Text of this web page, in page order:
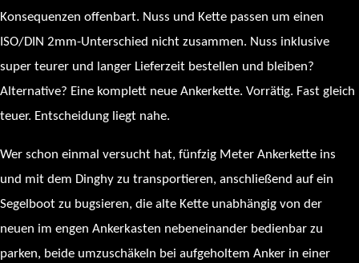
Konsequenzen offenbart. Nuss und Kette passen um einen
ISO/DIN 2mm-Unterschied nicht zusammen. Nuss inklusive
super teurer und langer Lieferzeit bestellen und bleiben?
Alternative? Eine komplett neue Ankerkette. Vorrätig. Fast gleich
teuer. Entscheidung liegt nahe.
Wer schon einmal versucht hat, fünfzig Meter Ankerkette ins
und mit dem Dinghy zu transportieren, anschließend auf ein
Segelboot zu bugsieren, die alte Kette unabhängig von der
neuen im engen Ankerkasten nebeneinander bedienbar zu
parken, beide umzuschäkeln bei aufgeholtem Anker in einer